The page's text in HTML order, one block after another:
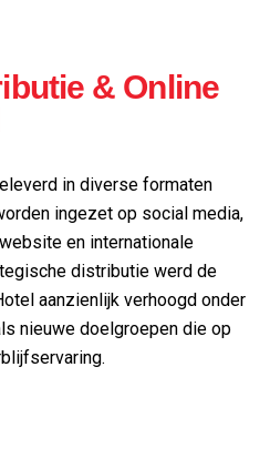
& Online
in diverse formaten
ingezet op social media,
en internationale
distributie werd de
aanzienlijk verhoogd onder
nieuwe doelgroepen die op